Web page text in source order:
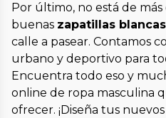
Por último, no está de
buenas zapatillas
calle a pasear. Contamos
urbano y deportivo para
Encuentra todo eso y
online de ropa masculina
ofrecer. ¡Diseña tus